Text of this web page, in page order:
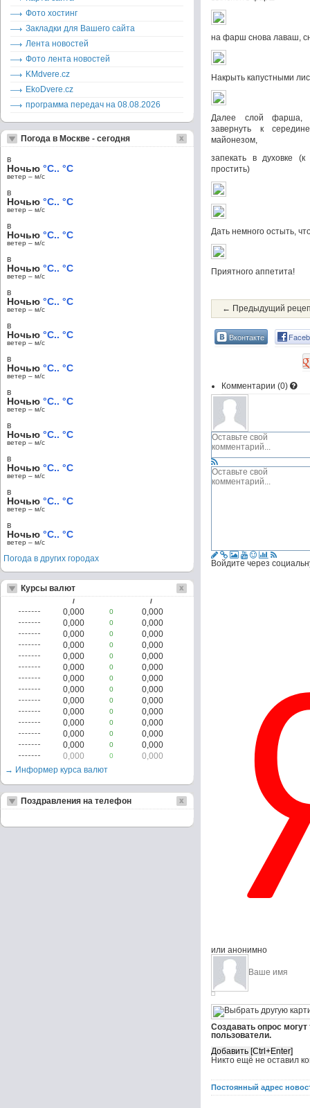
на фарш снова лаваш,
Накрыть капустными
Далее слой фарша,
завернуть к
майонезом,
запекать в духовке
простить)
Дать немного остыть,
Приятного аппетита!
← Предыдущий
Вконтакте
Комментарии (0)
Войдите через
или анонимно
Создавать опрос
пользователи.
Никто ещё не оставил
Постоянный адрес
Фото хостинг
Закладки для Вашего сайта
Лента новостей
Фото лента новостей
KMdvere.cz
EkoDvere.cz
программа передач на 08.08.2026
Погода в Москве - сегодня
в
Ночью °C.. °C
ветер – м/c
в
Ночью °C.. °C
ветер – м/c
в
Ночью °C.. °C
ветер – м/c
в
Ночью °C.. °C
ветер – м/c
в
Ночью °C.. °C
ветер – м/c
в
Ночью °C.. °C
ветер – м/c
в
Ночью °C.. °C
ветер – м/c
в
Ночью °C.. °C
ветер – м/c
в
Ночью °C.. °C
ветер – м/c
в
Ночью °C.. °C
ветер – м/c
в
Ночью °C.. °C
ветер – м/c
в
Ночью °C.. °C
ветер – м/c
Погода в других городах
Курсы валют
/ /
0,000 0
0,000
0,000
0
0,000
0,000
0
0,000
0,000
0
0,000
0,000
0
0,000
0,000
0
0,000
0,000
0
0,000
0,000
0
0,000
0,000
0
0,000
0,000
0
0,000
0,000
0
0,000
0,000
0
0,000
0,000
0
0,000
0,000
0
0,000
→ Информер курса валют
Поздравления на телефон